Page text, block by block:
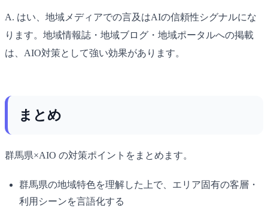
A. はい、地域メディアでの言及はAIの信頼性シグナルにな
ります。地域情報誌・地域ブログ・地域ポータルへの掲載
は、AIO対策として強い効果があります。
まとめ
群馬県×AIO の対策ポイントをまとめます。
群馬県の地域特色を理解した上で、エリア固有の客層・
利用シーンを言語化する